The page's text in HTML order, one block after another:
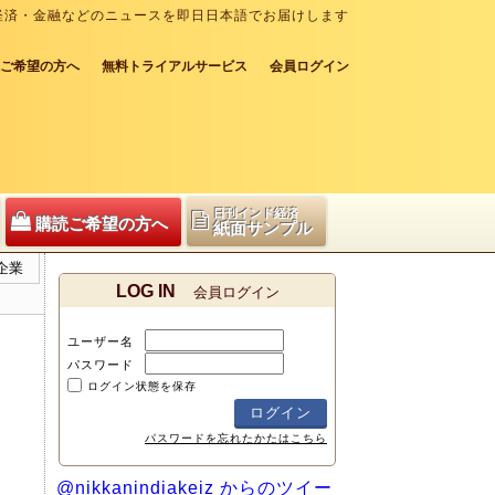
・金融などのニュースを即日日本語でお届けします
希望の方へ 無料トライアルサービス 会員ログイン
購読ご希望の方へ
日刊インド経済
紙面サンプル
業
LOG IN 会員ログイン
ユーザー名
パスワード
ログイン状態を保存
パスワードを忘れたかたはこちら
@nikkanindiakeiz からのツイー